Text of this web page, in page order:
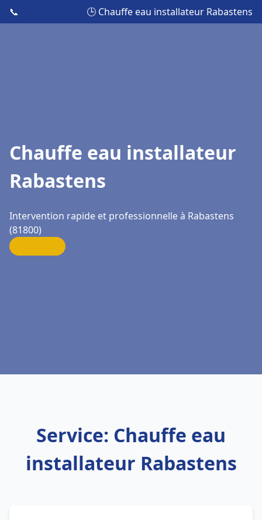
📞 🕒 Chauffe eau installateur Rabastens
Chauffe eau installateur
Rabastens
Intervention rapide et professionnelle à Rabastens
(81800)
Service: Chauffe eau
installateur Rabastens